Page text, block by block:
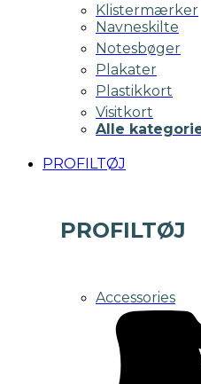
Klistermærker
Navneskilte
Notesbøger
Plakater
Plastikkort
Visitkort
Alle
PROFILTØJ
PROFILTØJ
Accessories